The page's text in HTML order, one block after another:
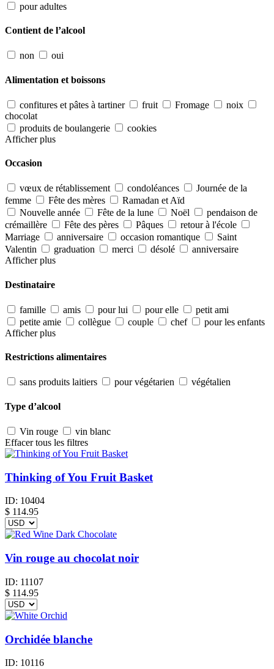
pour adultes
Contient de l’alcool
non oui
Alimentation et boissons
confitures et pâtes à tartiner fruit Fromage
noix
chocolat
produits de boulangerie
cookies
Afficher plus
Occasion
vœux de rétablissement condoléances
Journée de la
femme
Fête des mères
Ramadan et Aïd
Nouvelle année
Fête de la lune Noël
pendaison de
crémaillère
Fête des pères Pâques
retour à l'école
Marriage
anniversaire occasion romantique
Saint
Valentin
graduation merci désolé
anniversaire
Afficher plus
Destinataire
famille amis pour lui pour elle
petit ami
petite amie
collègue couple chef
pour les enfants
Afficher plus
Restrictions alimentaires
sans produits laitiers pour végétarien végétalien
Type d’alcool
Vin rouge
vin blanc
Effacer tous les filtres
Thinking of You Fruit Basket
ID: 10404
$ 114.95
Vin rouge au chocolat noir
ID: 11107
$ 114.95
Orchidée blanche
ID: 10116